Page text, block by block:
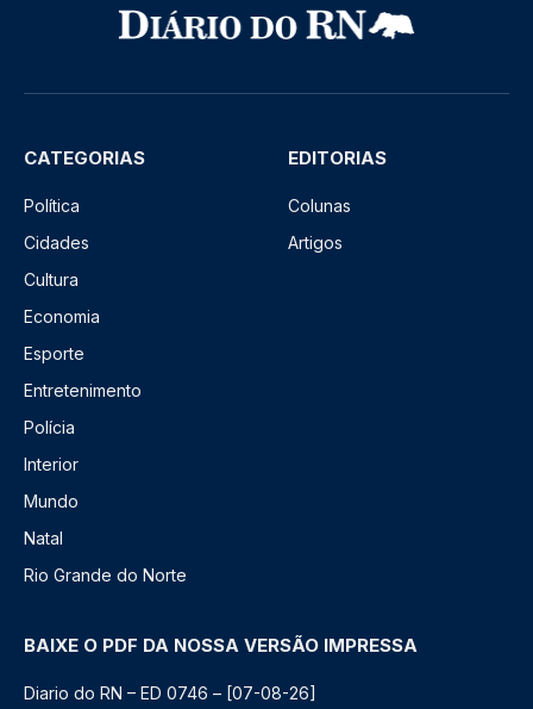
CATEGORIAS
Política
Cidades
Cultura
Economia
Esporte
Entretenimento
Polícia
Interior
Mundo
Natal
Rio Grande do Norte
EDITORIAS
Colunas
Artigos
BAIXE O PDF DA NOSSA VERSÃO IMPRESSA
Diario do RN – ED 0746 – [07-08-26]